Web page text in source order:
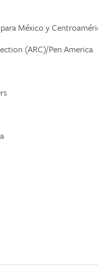
México y
(ARC)/Pen America